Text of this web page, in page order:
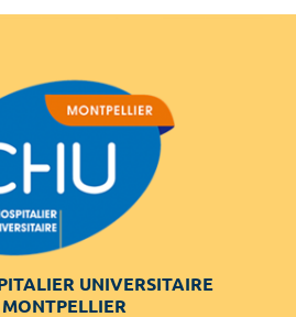
UNIVERSITAIRE